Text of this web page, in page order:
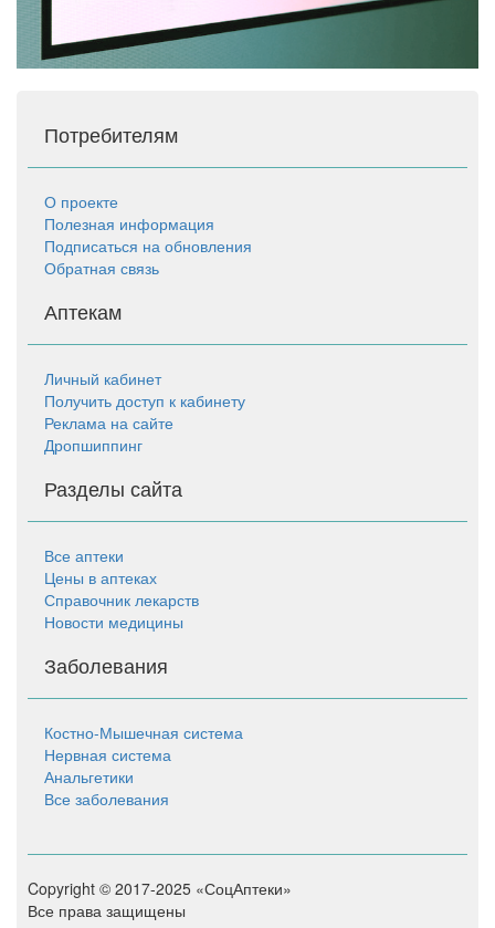
Потребителям
О проекте
Полезная информация
Подписаться на обновления
Обратная связь
Аптекам
Личный кабинет
Получить доступ к кабинету
Реклама на сайте
Дропшиппинг
Разделы сайта
Все аптеки
Цены в аптеках
Справочник лекарств
Новости медицины
Заболевания
Костно-Мышечная система
Нервная система
Анальгетики
Все заболевания
Copyright © 2017-2025 «СоцАптеки»
Все права защищены